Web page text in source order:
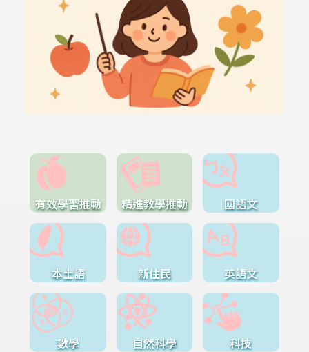
有效學習推動 精進教學推動 國語文
本土語 新住民 英語文
數學 自然科學 科技